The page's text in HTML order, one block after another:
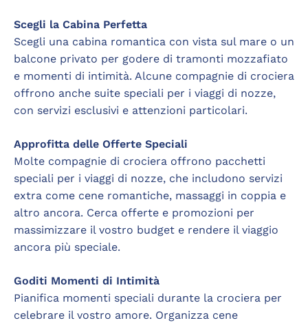
Scegli la Cabina Perfetta
Scegli una cabina romantica con vista sul mare o un
balcone privato per godere di tramonti mozzafiato
e momenti di intimità. Alcune compagnie di crociera
offrono anche suite speciali per i viaggi di nozze,
con servizi esclusivi e attenzioni particolari.
Approfitta delle Offerte Speciali
Molte compagnie di crociera offrono pacchetti
speciali per i viaggi di nozze, che includono servizi
extra come cene romantiche, massaggi in coppia e
altro ancora. Cerca offerte e promozioni per
massimizzare il vostro budget e rendere il viaggio
ancora più speciale.
Goditi Momenti di Intimità
Pianifica momenti speciali durante la crociera per
celebrare il vostro amore. Organizza cene